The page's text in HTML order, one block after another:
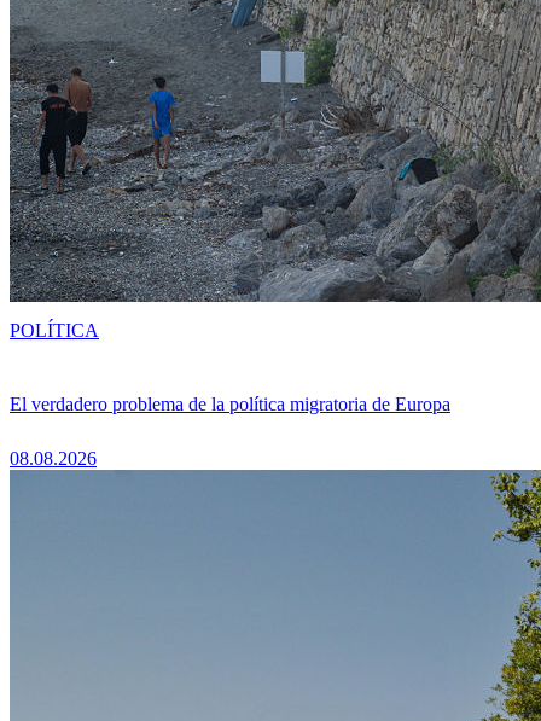
El verdadero problema de la política migratoria de Europa
08.08.2026
POLÍTICA